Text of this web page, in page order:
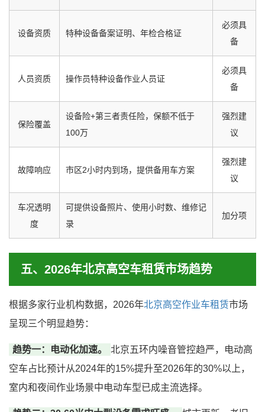
设备资质 特种设备备案证明、年检合格证
必须具
备
人员资质 操作员特种设备作业人员证
必须具
备
保险覆盖
设备险+第三者责任险，保额不低于
100万
强烈建
议
故障响应 市区2小时内到场，提供备用车方案
强烈建
议
车况透明
度
可提供设备照片、使用小时数、维修记
录
加分项
五、2026年北京高空车租赁市场趋势
根据多家行业机构数据，2026年北京高空作业车租赁市场
呈现三个明显趋势：
趋势一：电动化加速。
北京五环内噪音管控趋严，电动高
空车占比预计从2024年的15%提升至2026年的30%以上，
室内和夜间作业场景中电动车型已成主流选择。